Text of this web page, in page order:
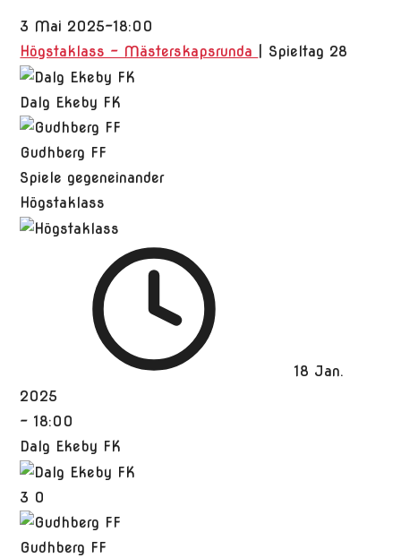
3 Mai 2025-18:00
Högstaklass - Mästerskapsrunda
| Spieltag 28
Dalg Ekeby FK
Gudhberg FF
Spiele gegeneinander
Högstaklass
18 Jan.
2025
- 18:00
Dalg Ekeby FK
3 0
Gudhberg FF